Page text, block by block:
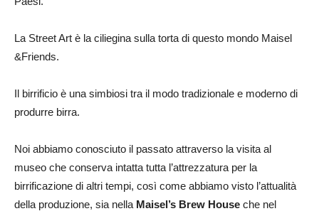
La Street Art è la ciliegina sulla torta di questo mondo Maisel
&Friends.
Il birrificio è una simbiosi tra il modo tradizionale e moderno di
produrre birra.
Noi abbiamo conosciuto il passato attraverso la visita al
museo che conserva intatta tutta l’attrezzatura per la
birrificazione di altri tempi, così come abbiamo visto l’attualità
della produzione, sia nella Maisel’s Brew House che nel